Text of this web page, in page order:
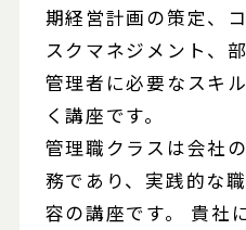
期経営計画の策定、
スクマネジメント、
管理者に必要なスキ
く講座です。
管理職クラスは会社
務であり、実践的な
容の講座です。 貴社